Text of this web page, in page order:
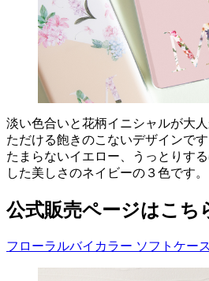
淡い色合いと花柄イニシャルが大
ただける飽きのこないデザインで
たまらないイエロー、うっとりす
した美しさのネイビーの３色です。
公式販売ページはこち
フローラルバイカラー ソフトケース